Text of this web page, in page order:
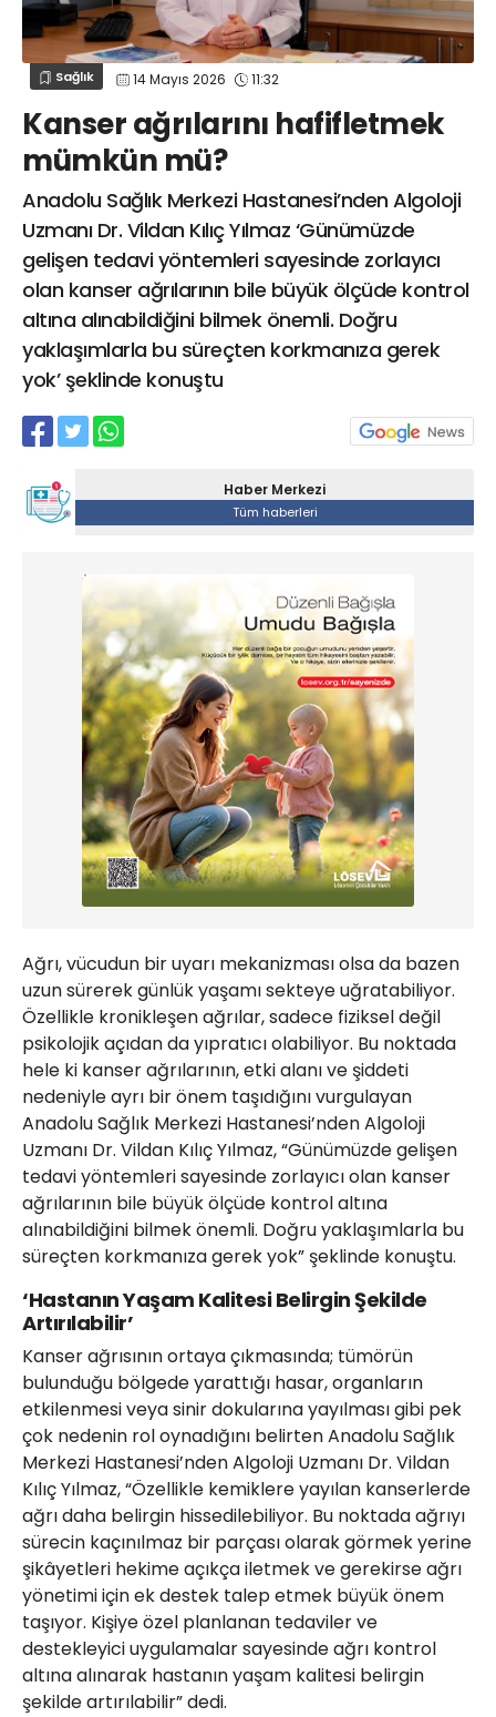
Sağlık 14 Mayıs 2026 11:32
Kanser ağrılarını hafifletmek
mümkün mü?
Anadolu Sağlık Merkezi Hastanesi’nden Algoloji
Uzmanı Dr. Vildan Kılıç Yılmaz ‘Günümüzde
gelişen tedavi yöntemleri sayesinde zorlayıcı
olan kanser ağrılarının bile büyük ölçüde kontrol
altına alınabildiğini bilmek önemli. Doğru
yaklaşımlarla bu süreçten korkmanıza gerek
yok’ şeklinde konuştu
Haber Merkezi
Tüm haberleri
Ağrı, vücudun bir uyarı mekanizması olsa da bazen
uzun sürerek günlük yaşamı sekteye uğratabiliyor.
Özellikle kronikleşen ağrılar, sadece fiziksel değil
psikolojik açıdan da yıpratıcı olabiliyor. Bu noktada
hele ki kanser ağrılarının, etki alanı ve şiddeti
nedeniyle ayrı bir önem taşıdığını vurgulayan
Anadolu Sağlık Merkezi Hastanesi’nden Algoloji
Uzmanı Dr. Vildan Kılıç Yılmaz, “Günümüzde gelişen
tedavi yöntemleri sayesinde zorlayıcı olan kanser
ağrılarının bile büyük ölçüde kontrol altına
alınabildiğini bilmek önemli. Doğru yaklaşımlarla bu
süreçten korkmanıza gerek yok” şeklinde konuştu.
‘Hastanın Yaşam Kalitesi Belirgin Şekilde
Artırılabilir’
Kanser ağrısının ortaya çıkmasında; tümörün
bulunduğu bölgede yarattığı hasar, organların
etkilenmesi veya sinir dokularına yayılması gibi pek
çok nedenin rol oynadığını belirten Anadolu Sağlık
Merkezi Hastanesi’nden Algoloji Uzmanı Dr. Vildan
Kılıç Yılmaz, “Özellikle kemiklere yayılan kanserlerde
ağrı daha belirgin hissedilebiliyor. Bu noktada ağrıyı
sürecin kaçınılmaz bir parçası olarak görmek yerine
şikâyetleri hekime açıkça iletmek ve gerekirse ağrı
yönetimi için ek destek talep etmek büyük önem
taşıyor. Kişiye özel planlanan tedaviler ve
destekleyici uygulamalar sayesinde ağrı kontrol
altına alınarak hastanın yaşam kalitesi belirgin
şekilde artırılabilir” dedi.
GÖZ HASTALIKLARI
SAĞLIK
GASTROENTEROLOJİ
ÇOCUK SAĞLIĞI VE HASTALIKLARI
GENEL CERRAHİ
SENDİKALAR
GÖGÜS HASTALIKLARI
DERMATOLOJİ
ENDOKRİNOLOJİ
NÖROLOJİ
ORTOPEDİ VE TRAVMATOLOJİ
FİZİK TEDAVİ VE REHABİLİTASYON
Web TV Galeri Yazarlar
sagliktabugun@gmail.com